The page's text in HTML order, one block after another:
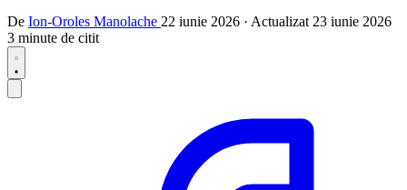
De Ion-Oroles Manolache 22 iunie 2026 · Actualizat 23 iunie 2026
3 minute de citit